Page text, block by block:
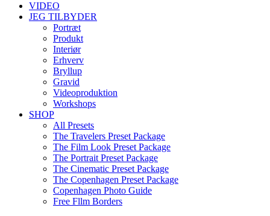
VIDEO
JEG TILBYDER
Portræt
Produkt
Interiør
Erhverv
Bryllup
Gravid
Videoproduktion
Workshops
SHOP
All Presets
The Travelers Preset Package
The Film Look Preset Package
The Portrait Preset Package
The Cinematic Preset Package
The Copenhagen Preset Package
Copenhagen Photo Guide
Free Fllm Borders